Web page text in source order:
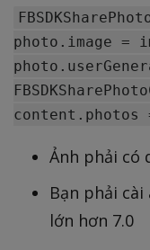
photo.image =
Ảnh phải có
Bạn phải
lớn hơn 7.0